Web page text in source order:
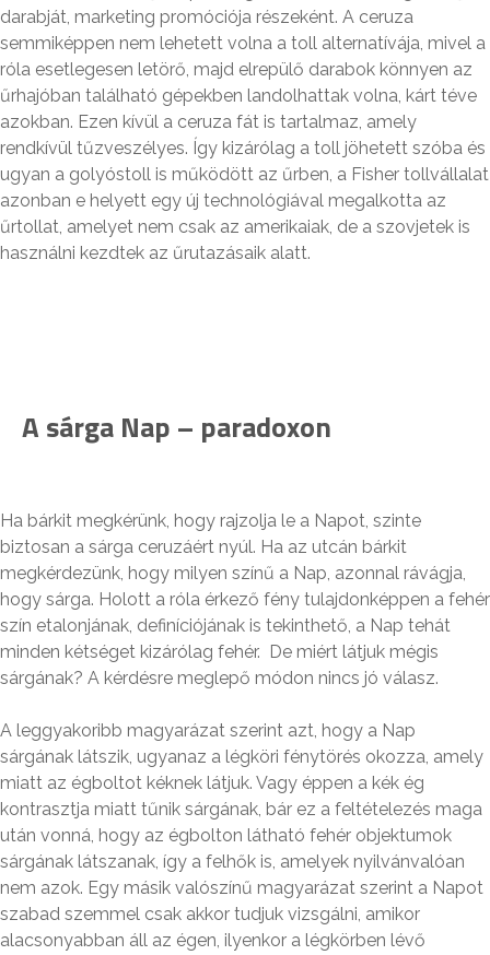
darabját, marketing promóciója részeként. A ceruza
semmiképpen nem lehetett volna a toll alternatívája, mivel a
róla esetlegesen letörő, majd elrepülő darabok könnyen az
űrhajóban található gépekben landolhattak volna, kárt téve
azokban. Ezen kívül a ceruza fát is tartalmaz, amely
rendkívül tűzveszélyes. Így kizárólag a toll jöhetett szóba és
ugyan a golyóstoll is működött az űrben, a Fisher tollvállalat
azonban e helyett egy új technológiával megalkotta az
űrtollat, amelyet nem csak az amerikaiak, de a szovjetek is
használni kezdtek az űrutazásaik alatt.
A sárga Nap – paradoxon
Ha bárkit megkérünk, hogy rajzolja le a Napot, szinte
biztosan a sárga ceruzáért nyúl. Ha az utcán bárkit
megkérdezünk, hogy milyen színű a Nap, azonnal rávágja,
hogy sárga. Holott a róla érkező fény tulajdonképpen a fehér
szín etalonjának, definíciójának is tekinthető, a Nap tehát
minden kétséget kizárólag fehér. De miért látjuk mégis
sárgának? A kérdésre meglepő módon nincs jó válasz.
A leggyakoribb magyarázat szerint azt, hogy a Nap
sárgának látszik, ugyanaz a légköri fénytörés okozza, amely
miatt az égboltot kéknek látjuk. Vagy éppen a kék ég
kontrasztja miatt tűnik sárgának, bár ez a feltételezés maga
után vonná, hogy az égbolton látható fehér objektumok
sárgának látszanak, így a felhők is, amelyek nyilvánvalóan
nem azok. Egy másik valószínű magyarázat szerint a Napot
szabad szemmel csak akkor tudjuk vizsgálni, amikor
alacsonyabban áll az égen, ilyenkor a légkörben lévő